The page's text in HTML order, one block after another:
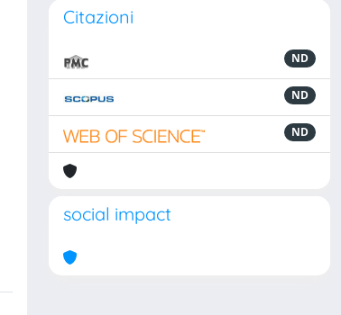
Citazioni
ND
ND
ND
social impact